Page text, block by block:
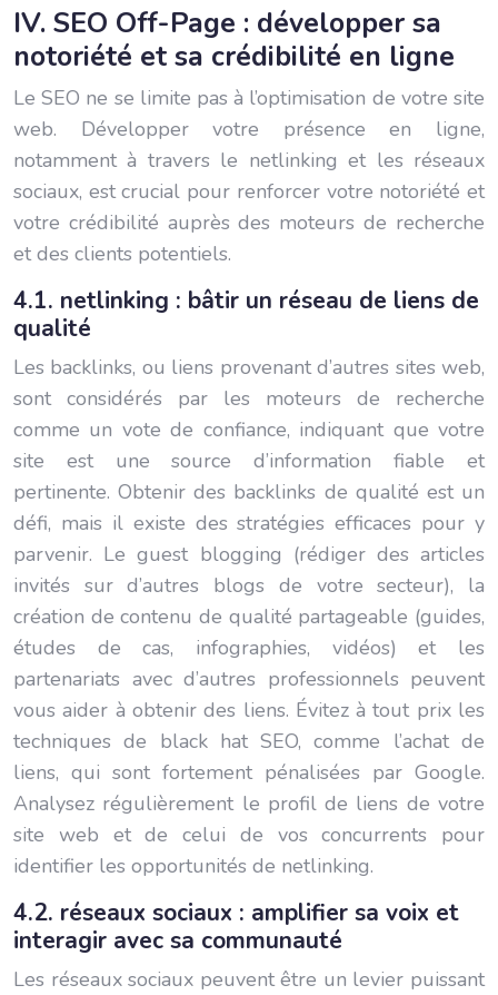
IV. SEO Off-Page : développer sa
notoriété et sa crédibilité en ligne
Le SEO ne se limite pas à l’optimisation de votre site
web. Développer votre présence en ligne,
notamment à travers le netlinking et les réseaux
sociaux, est crucial pour renforcer votre notoriété et
votre crédibilité auprès des moteurs de recherche
et des clients potentiels.
4.1. netlinking : bâtir un réseau de liens de
qualité
Les backlinks, ou liens provenant d’autres sites web,
sont considérés par les moteurs de recherche
comme un vote de confiance, indiquant que votre
site est une source d’information fiable et
pertinente. Obtenir des backlinks de qualité est un
défi, mais il existe des stratégies efficaces pour y
parvenir. Le guest blogging (rédiger des articles
invités sur d’autres blogs de votre secteur), la
création de contenu de qualité partageable (guides,
études de cas, infographies, vidéos) et les
partenariats avec d’autres professionnels peuvent
vous aider à obtenir des liens. Évitez à tout prix les
techniques de black hat SEO, comme l’achat de
liens, qui sont fortement pénalisées par Google.
Analysez régulièrement le profil de liens de votre
site web et de celui de vos concurrents pour
identifier les opportunités de netlinking.
4.2. réseaux sociaux : amplifier sa voix et
interagir avec sa communauté
Les réseaux sociaux peuvent être un levier puissant